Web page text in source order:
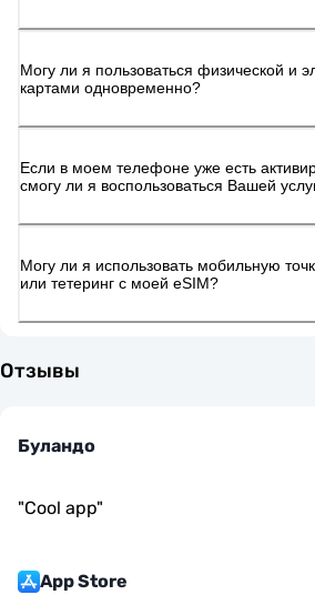
Могу ли я пользоваться физической и
картами одновременно?
Если в моем телефоне уже есть
смогу ли я воспользоваться Вашей
Могу ли я использовать мобильную
или тетеринг с моей eSIM?
Отзывы
Буландо
"Cool app"
App Store